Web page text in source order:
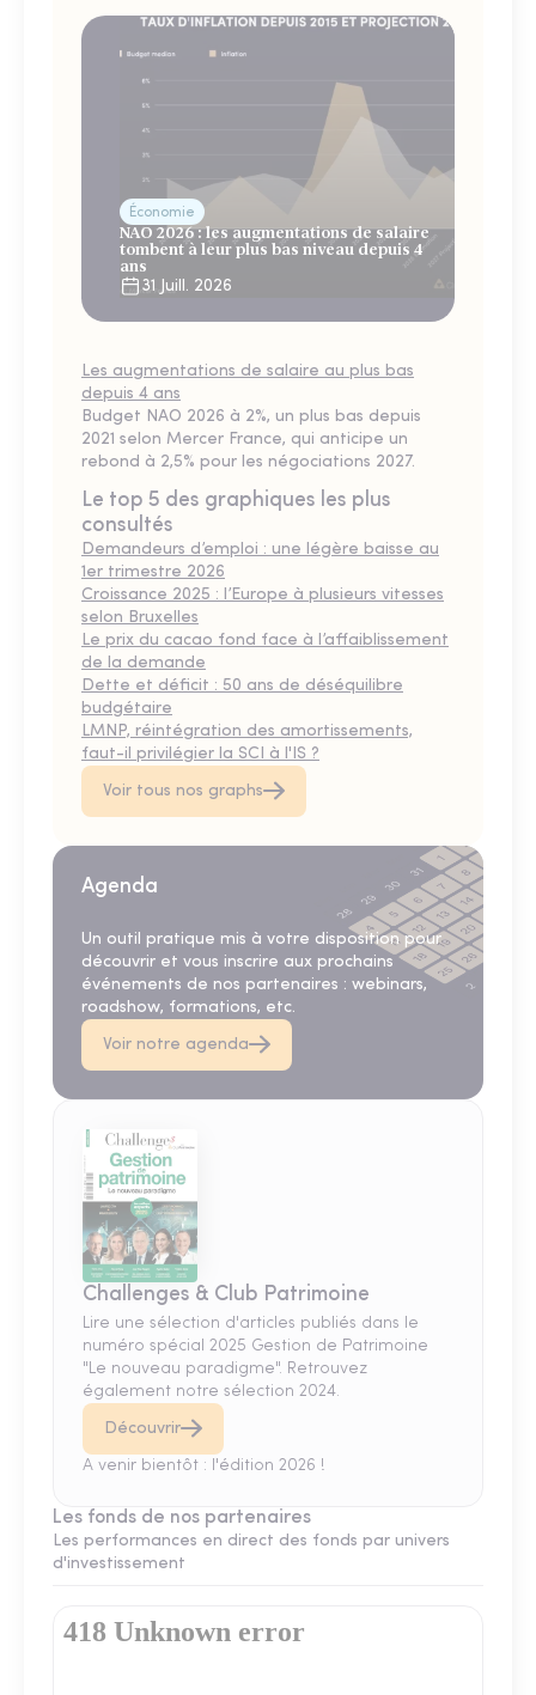
Économie
NAO 2026 : les augmentations de salaire
tombent à leur plus bas niveau depuis 4
ans
31 Juill. 2026
Les augmentations de salaire au plus bas
depuis 4 ans
Budget NAO 2026 à 2%, un plus bas depuis
2021 selon Mercer France, qui anticipe un
rebond à 2,5% pour les négociations 2027.
Le top 5 des graphiques les plus
consultés
Demandeurs d’emploi : une légère baisse au
1er trimestre 2026
Croissance 2025 : l’Europe à plusieurs vitesses
selon Bruxelles
Le prix du cacao fond face à l’affaiblissement
de la demande
Dette et déficit : 50 ans de déséquilibre
budgétaire
LMNP, réintégration des amortissements,
faut-il privilégier la SCI à l'IS ?
Voir tous nos graphs
Agenda
Un outil pratique mis à votre disposition pour
découvrir et vous inscrire aux prochains
événements de nos partenaires : webinars,
roadshow, formations, etc.
Voir notre agenda
Challenges & Club Patrimoine
Lire une sélection d'articles publiés dans le
numéro spécial 2025 Gestion de Patrimoine
"Le nouveau paradigme". Retrouvez
également notre sélection 2024.
Découvrir
A venir bientôt : l'édition 2026 !
Les fonds de nos partenaires
Les performances en direct des fonds par univers
d'investissement